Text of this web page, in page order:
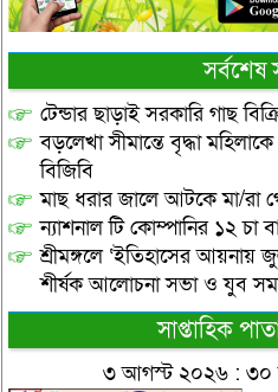
সর্বশেষ
টেন্ডার ছাড়াই সরকারি গাছ
বড়লেখা সীমান্তে বৃদ্ধা
বিজিবি
মাছ ধরার জালে আটকে মা/
ন্যাশনাল টি কোম্পানির ১২ চা
শ্রীমঙ্গলে ‘ইতিহাসের আয়নায়
শীর্ষক আলোচনা সভা ও যুব
সাপ্তাহিক
৩ আগস্ট ২০২৬ : ৩০